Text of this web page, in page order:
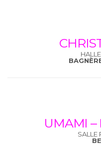
UMAMI –
SALLE